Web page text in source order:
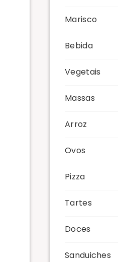
Marisco
Bebida
Vegetais
Massas
Arroz
Ovos
Pizza
Tartes
Doces
Sanduiches